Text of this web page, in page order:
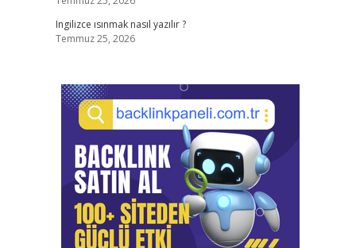
Ingilizce ısınmak nasıl yazılır ?
Temmuz 25, 2026